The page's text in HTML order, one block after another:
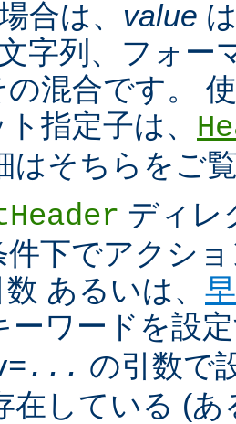
合は、 value
字列、フォー
の混合です。
指定子は、
はそちらをご
ディレ
件下でアクシ
あるいは、
ーワードを設
... の引数で
在している (